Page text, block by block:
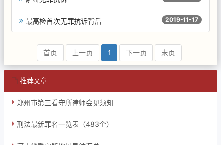
2019-11-17
最高检首次无罪抗诉背后
首页 上一页 1 下一页 末页
推荐文章
郑州市第三看守所律师会见须知
刑法最新罪名一览表（483个）